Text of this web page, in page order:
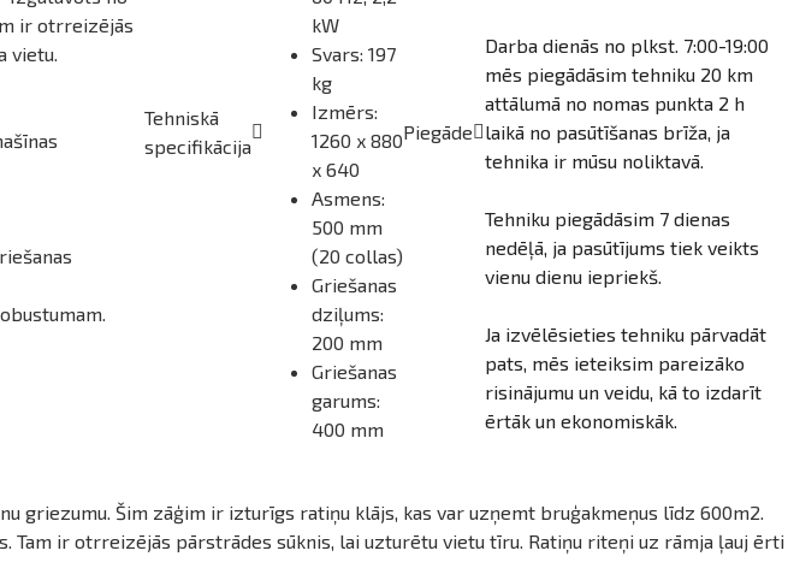
ir otrreizējās
vietu.
Tehniskā
specifikācija
kW
Svars: 197
kg
Izmērs:
1260 x 880
x 640
Asmens:
500 mm
(20 collas)
Griešanas
dziļums:
200 mm
Griešanas
garums:
400 mm
Piegāde
Darba dienās no plkst. 7:00-19:00
mēs piegādāsim tehniku 20 km
attālumā no nomas punkta 2 h
laikā no pasūtīšanas brīža, ja
tehnika ir mūsu noliktavā.
Tehniku piegādāsim 7 dienas
nedēļā, ja pasūtījums tiek veikts
vienu dienu iepriekš.
Ja izvēlēsieties tehniku pārvadāt
pats, mēs ieteiksim pareizāko
risinājumu un veidu, kā to izdarīt
ērtāk un ekonomiskāk.
griezumu. Šim zāģim ir izturīgs ratiņu klājs, kas var uzņemt bruģakmeņus līdz 600m2.
ir otrreizējās pārstrādes sūknis, lai uzturētu vietu tīru. Ratiņu riteņi uz rāmja ļauj ērti